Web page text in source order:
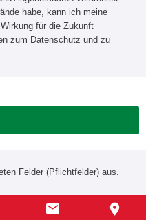
habe, kann ich meine
für die Zukunft
zum Datenschutz und zu
Felder (Pflichtfelder) aus.